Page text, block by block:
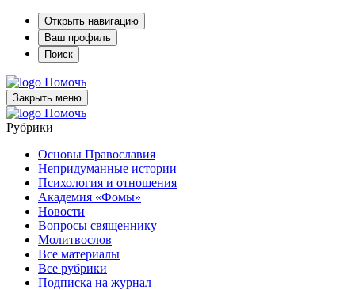
Открыть навигацию
Ваш профиль
Поиск
Помочь
Закрыть меню
Помочь
Рубрики
Основы Православия
Непридуманные истории
Психология и отношения
Академия «Фомы»
Новости
Вопросы священнику
Молитвослов
Все материалы
Все рубрики
Подписка на журнал